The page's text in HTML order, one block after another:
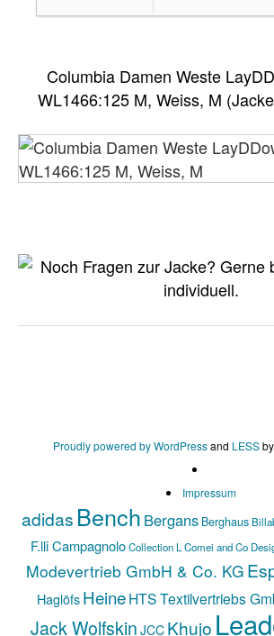
Columbia Damen Weste
WL1466:125 M, Weiss, M
Proudly powered by WordPressand LESSby
Impressum
adidas Bench Bergans Berghaus
F.lli CampagnoloCollection L Comei and Co
Modevertrieb GmbH & Co. KG
HaglöfsHeineHTS Textilvertriebs
Jack Wolfskin JCC Khujo